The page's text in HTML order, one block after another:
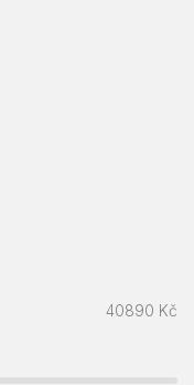
40890 Kč